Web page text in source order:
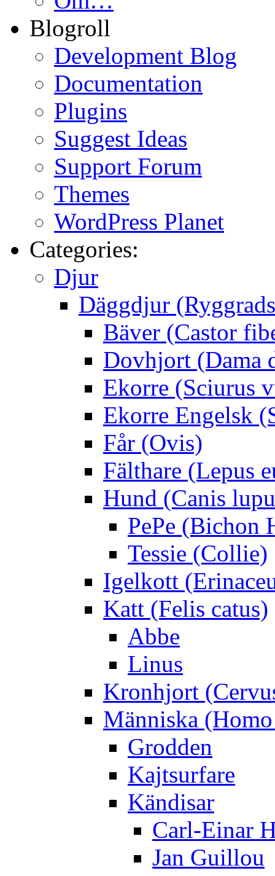
Blogroll
Development Blog
Documentation
Plugins
Suggest Ideas
Support Forum
Themes
WordPress Planet
Categories:
Djur
Däggdjur
Bäver (Castor
Dovhjort (Dama
Ekorre (Sciurus
Ekorre Engelsk
Får (Ovis)
Fälthare (Lepus
Hund (Canis
PePe (Bichon
Tessie (Collie)
Igelkott
Katt (Felis catus)
Abbe
Linus
Kronhjort
Människa
Grodden
Kajtsurfare
Kändisar
Carl-Einar
Jan Guillou